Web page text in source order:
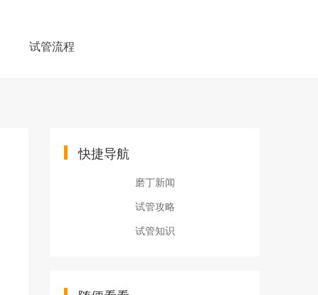
试管流程
快捷导航
磨丁新闻
试管攻略
试管知识